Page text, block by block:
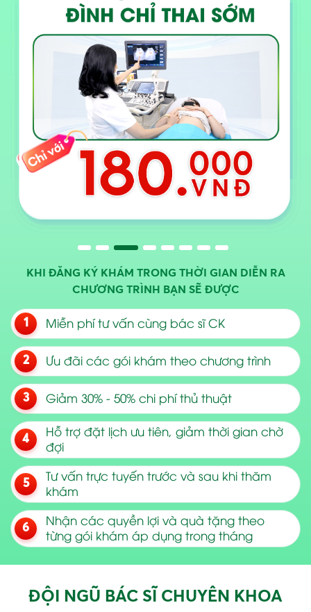
KHI ĐĂNG KÝ KHÁM TRONG THỜI GIAN DIỄN RA
CHƯƠNG TRÌNH BẠN SẼ ĐƯỢC
Miễn phí tư vấn cùng bác sĩ CK
Ưu đãi các gói khám theo chương trình
Giảm 30% - 50% chi phí thủ thuật
Hỗ trợ đặt lịch ưu tiên, giảm thời gian chờ
đợi
Tư vấn trực tuyến trước và sau khi thăm
khám
Nhận các quyền lợi và quà tặng theo
từng gói khám áp dụng trong tháng
ĐỘI NGŨ BÁC SĨ CHUYÊN KHOA